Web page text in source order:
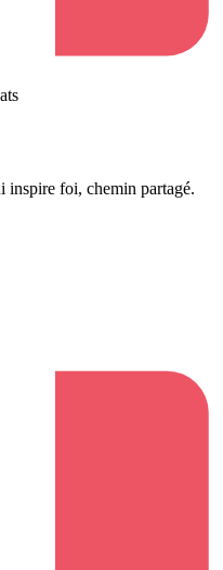
inspire foi, chemin partagé.